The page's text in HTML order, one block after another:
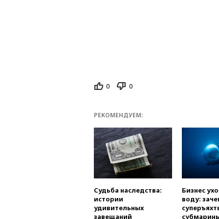
0 0
РЕКОМЕНДУЕМ:
Судьба наследства:
истории
удивительных
завещаний
Бизнес
воду: